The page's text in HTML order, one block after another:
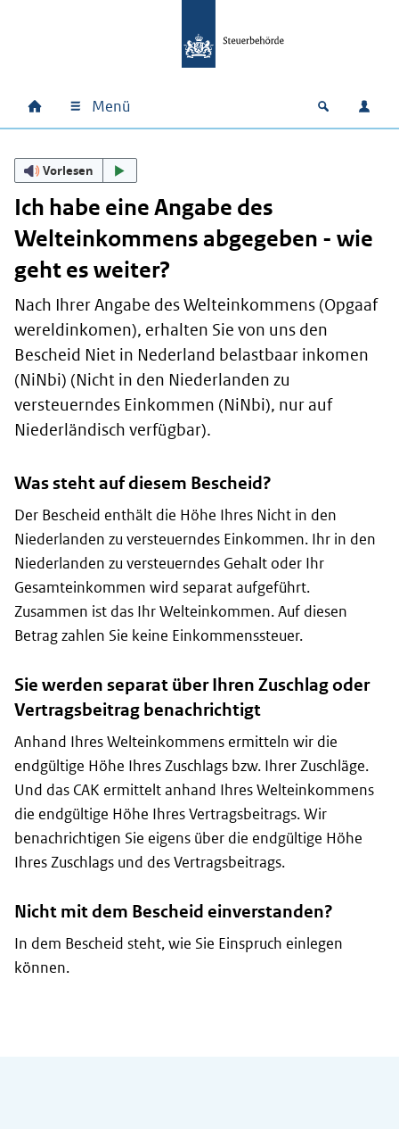
Hauptnavigation
Home Menü Open
Vorlesen
Ich habe eine Angabe des
Welteinkommens abgegeben - wie
geht es weiter?
Nach Ihrer Angabe des Welteinkommens (Opgaaf
wereldinkomen), erhalten Sie von uns den
Bescheid Niet in Nederland belastbaar inkomen
(NiNbi) (Nicht in den Niederlanden zu
versteuerndes Einkommen (NiNbi), nur auf
Niederländisch verfügbar).
Was steht auf diesem Bescheid?
Der Bescheid enthält die Höhe Ihres Nicht in den
Niederlanden zu versteuerndes Einkommen. Ihr in den
Niederlanden zu versteuerndes Gehalt oder Ihr
Gesamteinkommen wird separat aufgeführt.
Zusammen ist das Ihr Welteinkommen. Auf diesen
Betrag zahlen Sie keine Einkommenssteuer.
Sie werden separat über Ihren Zuschlag oder
Vertragsbeitrag benachrichtigt
Anhand Ihres Welteinkommens ermitteln wir die
endgültige Höhe Ihres Zuschlags bzw. Ihrer Zuschläge.
Und das CAK ermittelt anhand Ihres Welteinkommens
die endgültige Höhe Ihres Vertragsbeitrags. Wir
benachrichtigen Sie eigens über die endgültige Höhe
Ihres Zuschlags und des Vertragsbeitrags.
Nicht mit dem Bescheid einverstanden?
In dem Bescheid steht, wie Sie Einspruch einlegen
können.